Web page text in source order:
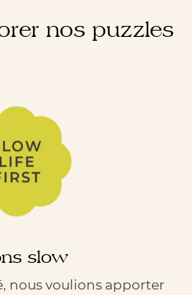
nos puzzles
slow
nous voulions apporter